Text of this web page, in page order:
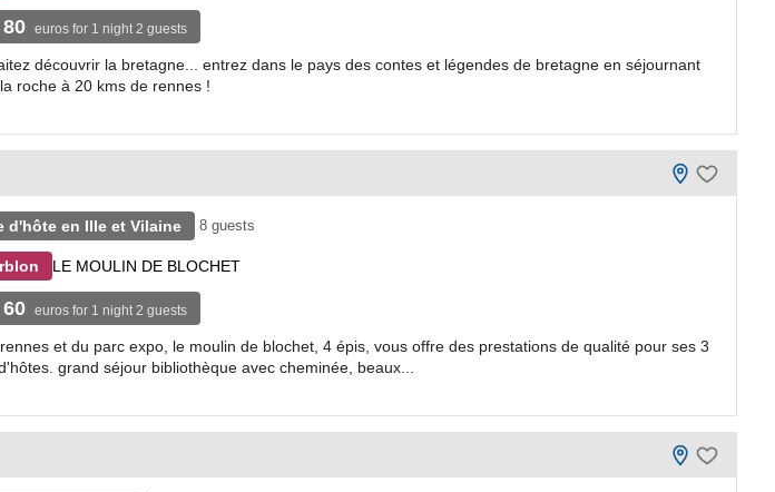
80 euros for 1 night 2 guests
découvrir la bretagne... entrez dans le pays des contes et légendes de bretagne en séjournant
roche à 20 kms de rennes !
d'hôte en Ille et Vilaine 8 guests
LE MOULIN DE BLOCHET
60 euros for 1 night 2 guests
et du parc expo, le moulin de blochet, 4 épis, vous offre des prestations de qualité pour ses 3
grand séjour bibliothèque avec cheminée, beaux...